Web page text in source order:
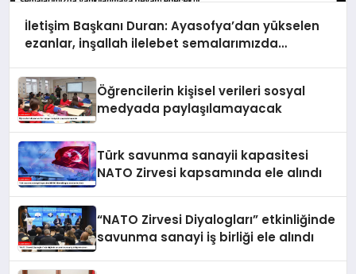
İletişim Başkanı Duran: Ayasofya’dan yükselen
ezanlar, inşallah ilelebet semalarımızda
Öğrencilerin kişisel verileri sosyal
medyada paylaşılamayacak
Türk savunma sanayii kapasitesi
NATO Zirvesi kapsamında ele alındı
“NATO Zirvesi Diyalogları” etkinliğinde
savunma sanayi iş birliği ele alındı